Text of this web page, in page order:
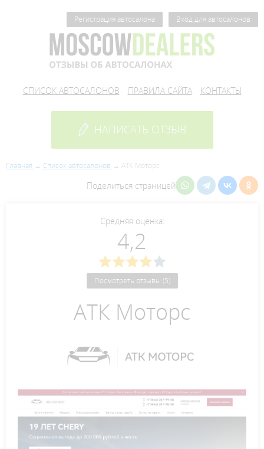
Регистрация автосалона Вход для автосалонов
СПИСОК АВТОСАЛОНОВ ПРАВИЛА САЙТА КОНТАКТЫ
НАПИСАТЬ ОТЗЫВ
Главная Список автосалонов АТК Моторс
Поделиться страницей
Средняя оценка:
4,2
Посмотреть отзывы (5)
АТК Моторс